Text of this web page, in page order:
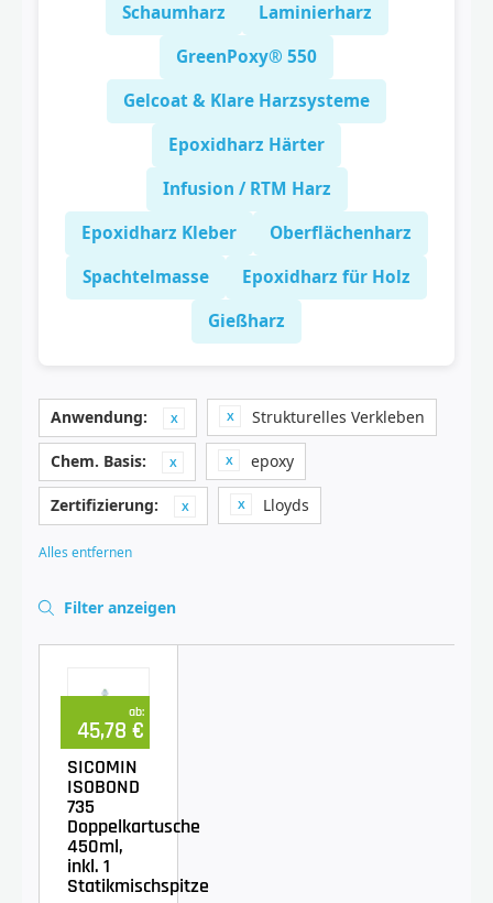
Schaumharz
Laminierharz
GreenPoxy® 550
Gelcoat & Klare Harzsysteme
Epoxidharz Härter
Infusion / RTM Harz
Epoxidharz Kleber
Oberflächenharz
Spachtelmasse
Epoxidharz für Holz
Gießharz
Anwendung: Strukturelles Verkleben
Chem. Basis: epoxy
Zertifizierung: Lloyds
Alles entfernen
Filter anzeigen
ab:
45,78 €
SICOMIN
ISOBOND
735
Doppelkartusche
450ml,
inkl. 1
Statikmischspitze